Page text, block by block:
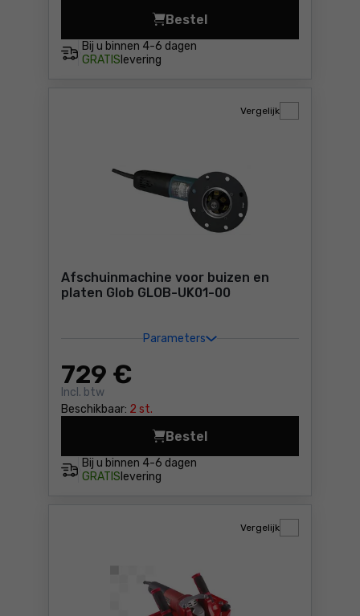
Bij u binnen 4-6 dagen
GRATIS levering
Bestel
Mini CNC
Afschuinmachine voor buizen en
platen Glob GLOB-UK01-00
Parameters
729 €
Incl. btw
Beschikbaar: 2 st.
Vergelijk
Bij u binnen 4-6 dagen
GRATIS levering
Bestel
Afschuinmachine voor
Vergelijk